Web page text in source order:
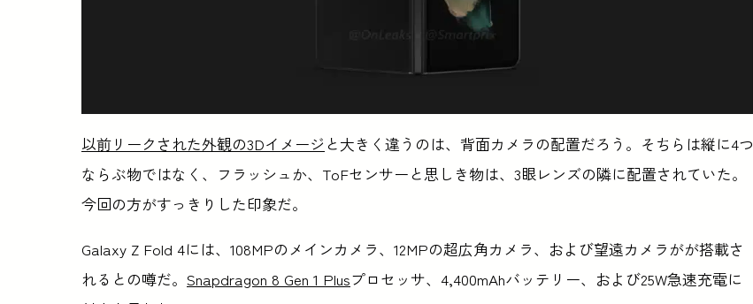
以前リークされた外観の3Dイメージ と大きく違うのは、背面カメラの配置だろう。そちらは縦に4つ
ならぶ物ではなく、フラッシュか、ToFセンサーと思しき物は、3眼レンズの隣に配置されていた。
今回の方がすっきりした印象だ。
Galaxy Z Fold 4には、108MPのメインカメラ、12MPの超広角カメラ、および望遠カメラがが搭載さ
れるとの噂だ。 Snapdragon 8 Gen 1 Plusプロセッサ、4,400mAhバッテリー、および25W急速充電に